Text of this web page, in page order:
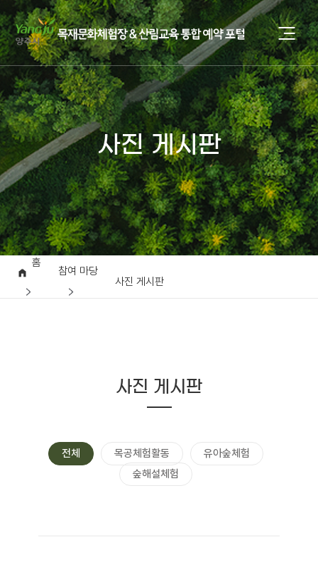
사진 게시판
홈
참여 마당
사진 게시판
사진 게시판
전체 목공체험활동
유아숲체험
숲해설체험